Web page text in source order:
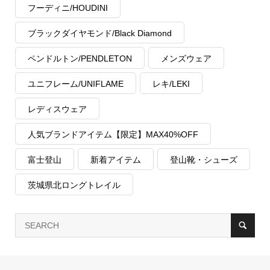
フーディニ/HOUDINI
ブラックダイヤモンド/Black Diamond
ペンドルトン/PENDLETON メンズウェア
ユニフレーム/UNIFLAME レキ/LEKI
レディスウェア
人気ブランドアイテム【限定】MAX40%OFF
富士登山 新着アイテム 登山靴・シューズ
茨城県北ロングトレイル